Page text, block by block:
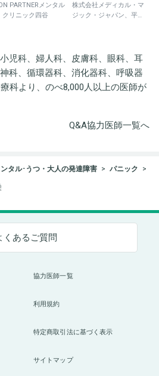
PARTNERメンタル
クリニック四谷
株式会社メディカル・マ
ジック・ジャパン、平野
児科、婦人科、皮膚科、眼科、耳
科、循環器科、消化器科、呼吸器
科より、のべ8,000人以上の医師が
Q&A協力医師一覧へ
ンタル･うつ・大人の発達障害 パニック
くあるご質問
協力医師一覧
利用規約
特定商取引法に基づく表示
サイトマップ